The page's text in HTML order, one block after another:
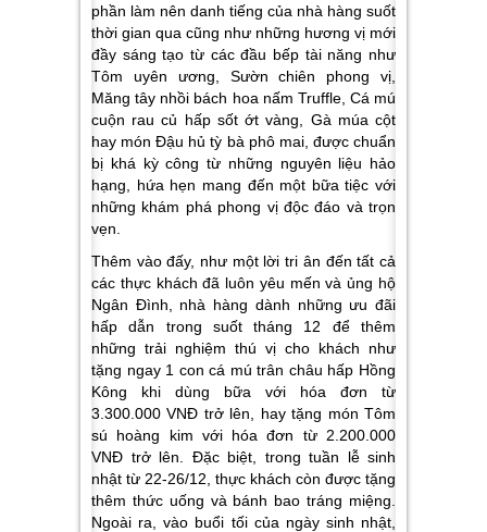
phần làm nên danh tiếng của nhà hàng suốt
thời gian qua cũng như những hương vị mới
đầy sáng tạo từ các đầu bếp tài năng như
Tôm uyên ương, Sườn chiên phong vị,
Măng tây nhồi bách hoa nấm Truffle, Cá mú
cuộn rau củ hấp sốt ớt vàng, Gà múa cột
hay món Đậu hủ tỳ bà phô mai, được chuẩn
bị khá kỳ công từ những nguyên liệu hảo
hạng, hứa hẹn mang đến một bữa tiệc với
những khám phá phong vị độc đáo và trọn
vẹn.
Thêm vào đấy, như một lời tri ân đến tất cả
các thực khách đã luôn yêu mến và ủng hộ
Ngân Đình, nhà hàng dành những ưu đãi
hấp dẫn trong suốt tháng 12 để thêm
những trải nghiệm thú vị cho khách như
tặng ngay 1 con cá mú trân châu hấp Hồng
Kông khi dùng bữa với hóa đơn từ
3.300.000 VNĐ trở lên, hay tặng món Tôm
sú hoàng kim với hóa đơn từ 2.200.000
VNĐ trở lên. Đặc biệt, trong tuần lễ sinh
nhật từ 22-26/12, thực khách còn được tặng
thêm thức uống và bánh bao tráng miệng.
Ngoài ra, vào buổi tối của ngày sinh nhật,